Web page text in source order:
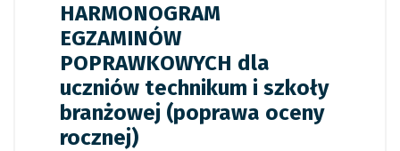
HARMONOGRAM
EGZAMINÓW
POPRAWKOWYCH dla
uczniów technikum i szkoły
branżowej (poprawa oceny
rocznej)